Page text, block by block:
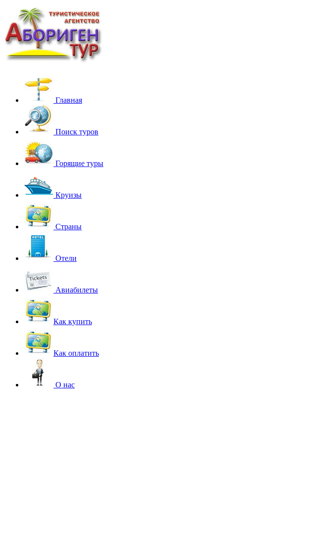
Главная
Поиск туров
Горящие туры
Круизы
Страны
Отели
Авиабилеты
Как купить
Как оплатить
О нас